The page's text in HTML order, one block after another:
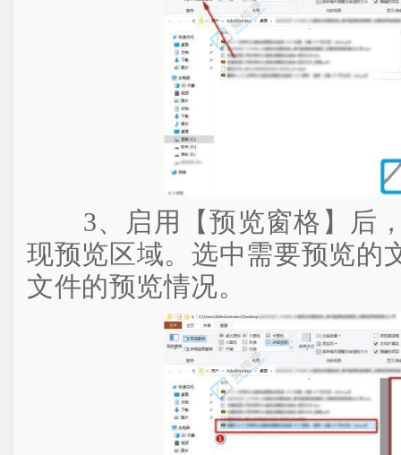
3、启用【预览窗格】后，
现预览区域。选中需要预览的
文件的预览情况。